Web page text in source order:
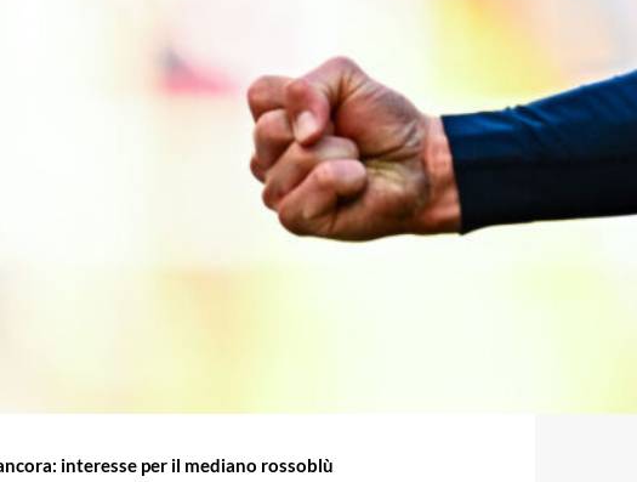
interesse per il mediano rossoblù